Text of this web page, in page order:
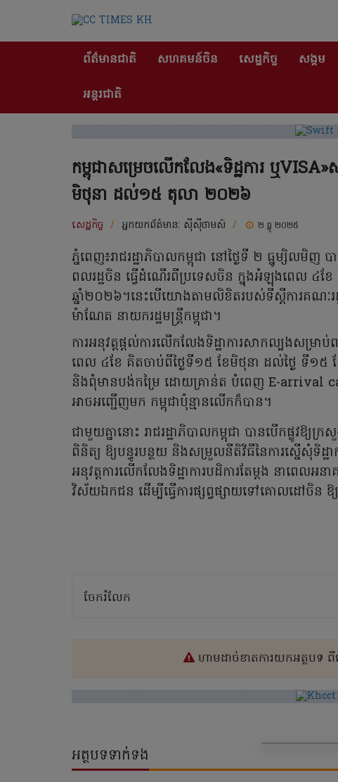
ព័ត៌មានជាតិ សហគមន៍ចិន សេដ្ឋកិច្ច សង្គម
អន្តរជាតិ
កម្ពុជាសម្រេចលើកលែង«ទិដ្ឋការ ឬ
មិថុនា ដល់១៥ តុលា ២០២៦
សេដ្ឋកិច្ច / អ្នកយកព័ត៌មាន: ស៊ីស៊ីថាមស៍ / ២ ធ្នូ ២០២៥
ភ្នំពេញ៖រាជរដ្ឋាភិបាលកម្ពុជា នៅថ្ងៃទី ២ ធ្នូម្សិលមិ
ពលរដ្ឋចិន ធ្វើដំណើរពីប្រទេសចិន ក្នុងអំឡុងពេល ៤ខ
ឆ្នាំ២០២៦។នេះបើយោងតាមលិខិតរបស់ទីស្តីការគណៈ
ម៉ាណែត នាយករដ្ឋមន្ត្រីកម្ពុជា។
ការអនុវត្តផ្ដល់ការលើកលែងទិដ្ឋាការសាកល្បងសម្រ
ពេល ៤ខែ គិតចាប់ពីថ្ងៃទី១៥ ខែមិថុនា ដល់ថ្ងៃ ទី១៥
និងពុំមានបង់កម្រៃ ដោយគ្រាន់ត បំពេញ E-arrival
អាចអញ្ជើញមក កម្ពុជាប៉ុន្មានលើកក៏បាន។
ជាមួយគ្នានោះ រាជរដ្ឋាភិបាលកម្ពុជា បានបើកផ្លូវឱ្យក្
ពិនិត្យ ឱ្យបន្ធូរបន្ថយ និងសម្រួលនីតិវិធីនៃការស្នើសុំទិដ្
អនុវត្តការលើកលែងទិដ្ឋាការបដិការតែម្ដង នាពេល
វិស័យឯកជន ដើម្បីធ្វើការផ្សព្វផ្សាយទៅគោលដៅចិន
ចែករំលែក
ហាមដាច់ខាតការយកអត្ថបទ
អត្ថបទទាក់ទង